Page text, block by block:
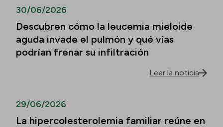
30/06/2026
Descubren cómo la leucemia mieloide
aguda invade el pulmón y qué vías
podrían frenar su infiltración
Leer la noticia
29/06/2026
La hipercolesterolemia familiar reúne en